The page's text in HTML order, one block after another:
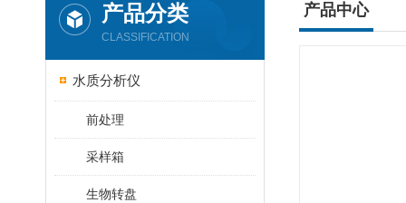
产品分类
CLASSIFICATION
水质分析仪
前处理
采样箱
生物转盘
产品中心